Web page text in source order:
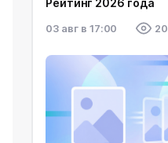
Рейтинг 2026 года
03 авг в 17:00